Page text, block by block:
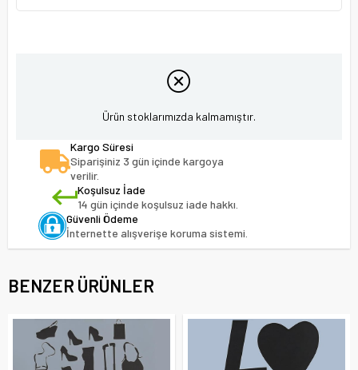
Ürün stoklarımızda kalmamıştır.
Kargo Süresi
Siparişiniz 3 gün içinde kargoya
verilir.
Koşulsuz İade
14 gün içinde koşulsuz iade hakkı.
Güvenli Ödeme
İnternette alışverişe koruma sistemi.
BENZER ÜRÜNLER